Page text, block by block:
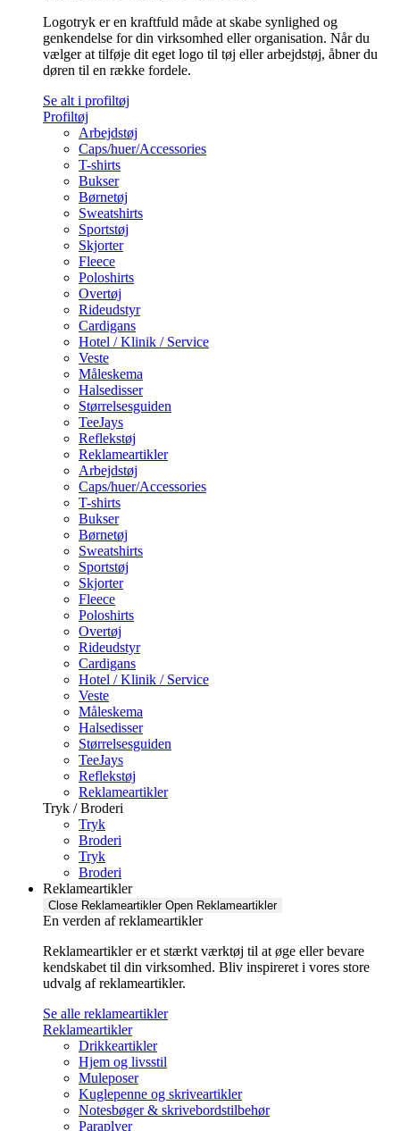
Logotryk er en kraftfuld måde at skabe synlighed og
genkendelse for din virksomhed eller organisation. Når du
vælger at tilføje dit eget logo til tøj eller arbejdstøj, åbner du
døren til en række fordele.
Se alt i profiltøj
Profiltøj
Arbejdstøj
Caps/huer/Accessories
T-shirts
Bukser
Børnetøj
Sweatshirts
Sportstøj
Skjorter
Fleece
Poloshirts
Overtøj
Rideudstyr
Cardigans
Hotel / Klinik / Service
Veste
Måleskema
Halsedisser
Størrelsesguiden
TeeJays
Reflekstøj
Reklameartikler
Arbejdstøj
Caps/huer/Accessories
T-shirts
Bukser
Børnetøj
Sweatshirts
Sportstøj
Skjorter
Fleece
Poloshirts
Overtøj
Rideudstyr
Cardigans
Hotel / Klinik / Service
Veste
Måleskema
Halsedisser
Størrelsesguiden
TeeJays
Reflekstøj
Reklameartikler
Tryk / Broderi
Tryk
Broderi
Tryk
Broderi
Reklameartikler
Close Reklameartikler Open Reklameartikler
En verden af reklameartikler ​
Reklameartikler er et stærkt værktøj til at øge eller bevare
kendskabet til din virksomhed. Bliv inspireret i vores store
udvalg af reklameartikler.
Se alle reklameartikler
Reklameartikler
Drikkeartikler
Hjem og livsstil
Muleposer
Kuglepenne og skriveartikler
Notesbøger & skrivebordstilbehør
Paraplyer